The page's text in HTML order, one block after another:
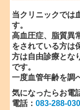
当クリニックでは
す。
高血圧症、脂質異
をされている方は
方は自由診療とな
です。
一度血管年齢を調
気になったらお電
電話：083-288-